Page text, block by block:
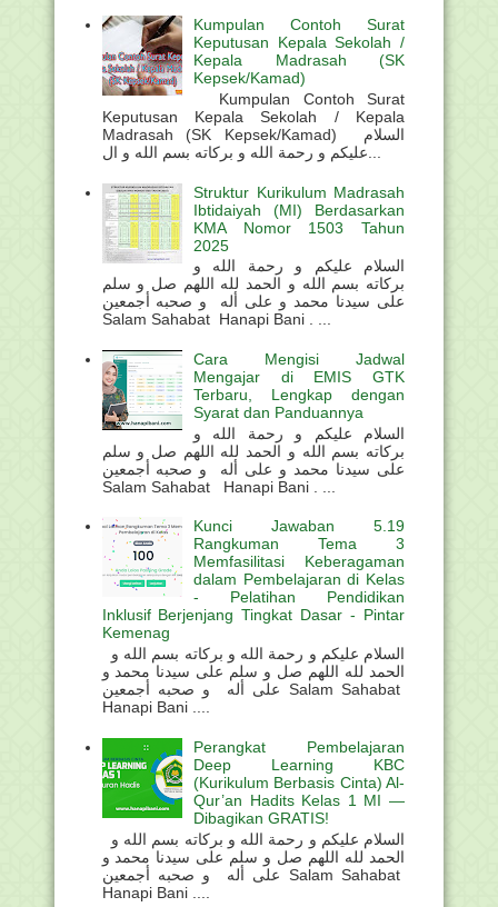
Kumpulan Contoh Surat
Keputusan Kepala Sekolah /
Kepala Madrasah (SK
Kepsek/Kamad)
Kumpulan Contoh Surat
Keputusan Kepala Sekolah / Kepala
Madrasah (SK Kepsek/Kamad) السلام
Struktur Kurikulum Madrasah
Ibtidaiyah (MI) Berdasarkan
KMA Nomor 1503 Tahun
2025
السلام عليكم و رحمة الله و
بركاته بسم الله و الحمد لله اللهم صل و سلم
على سيدنا محمد و على أله و صحبه أجمعين
Salam Sahabat Hanapi Bani . ...
Cara Mengisi Jadwal
Mengajar di EMIS GTK
Terbaru, Lengkap dengan
Syarat dan Panduannya
السلام عليكم و رحمة الله و
بركاته بسم الله و الحمد لله اللهم صل و سلم
على سيدنا محمد و على أله و صحبه أجمعين
Salam Sahabat Hanapi Bani . ...
Kunci Jawaban 5.19
Rangkuman Tema 3
Memfasilitasi Keberagaman
dalam Pembelajaran di Kelas
- Pelatihan Pendidikan
Inklusif Berjenjang Tingkat Dasar - Pintar
Kemenag
الحمد لله اللهم صل و سلم على سيدنا محمد و
على أله و صحبه أجمعين Salam Sahabat
Hanapi Bani ....
Perangkat Pembelajaran
Deep Learning KBC
(Kurikulum Berbasis Cinta) Al-
Qur’an Hadits Kelas 1 MI —
Dibagikan GRATIS!
الحمد لله اللهم صل و سلم على سيدنا محمد و
على أله و صحبه أجمعين Salam Sahabat
Hanapi Bani ....